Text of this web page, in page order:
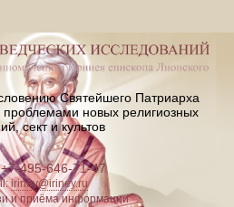
Святейшего Патриарха
проблемами новых религиозных
сект и культов
+7-495-646-71-47
iriney@iriney.ru
и приёма информации